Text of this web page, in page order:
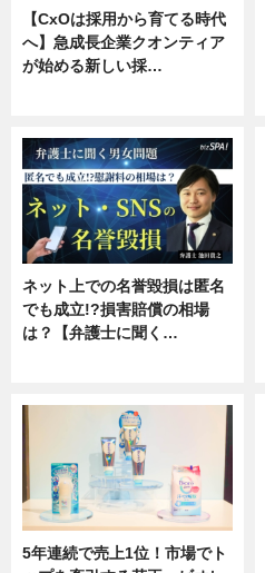
【CxOは採用から育てる時代
へ】急成長企業クオンティア
が始める新しい採…
ネット上での名誉毀損は匿名
でも成立!?損害賠償の相場
は？【弁護士に聞く…
5年連続で売上1位！市場でト